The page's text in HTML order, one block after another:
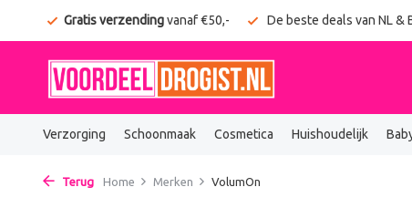
Gratis verzendingvanaf €50,- De beste deals van NL &
Verzorging Schoonmaak Cosmetica Huishoudelijk
Terug Home Merken VolumOn